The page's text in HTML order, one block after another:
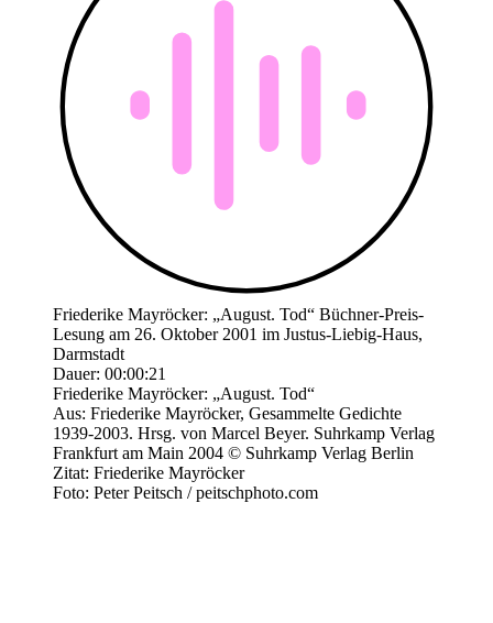
Friederike Mayröcker: „August. Tod“ Büchner-Preis-
Lesung am 26. Oktober 2001 im Justus-Liebig-Haus,
Darmstadt
Dauer: 00:00:21
Friederike Mayröcker: „August. Tod“
Aus: Friederike Mayröcker, Gesammelte Gedichte
1939-2003. Hrsg. von Marcel Beyer. Suhrkamp Verlag
Frankfurt am Main 2004 © Suhrkamp Verlag Berlin
Zitat: Friederike Mayröcker
Foto: Peter Peitsch / peitschphoto.com